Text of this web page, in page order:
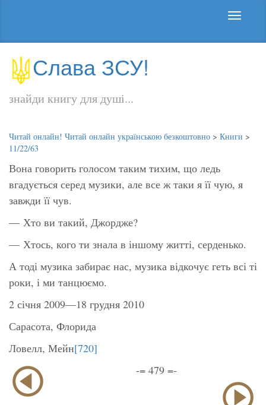
Слава ЗСУ!
знайди книгу для душі...
Читай онлайн! Читай онлайн українською безкоштовно > Книги >
11/22/63
Вона говорить голосом таким тихим, що ледь
вгадується серед музики, але все ж таки я її чую, я
завжди її чув.
— Хто ви такий, Джордже?
— Хтось, кого ти знала в іншому житті, серденько.
А тоді музика забирає нас, музика відкочує геть всі ті
роки, і ми танцюємо.
2 січня 2009—18 грудня 2010
Сарасота, Флорида
Ловелл, Мейн[720]
-= 479 =-